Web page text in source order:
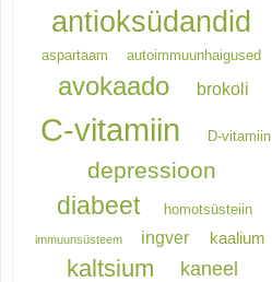
antioksüdandid
aspartaam autoimmuunhaigused
avokaado brokoli
C-vitamiin D-vitamiin
depressioon
diabeet homotsüsteiin
immuunsüsteem ingver kaalium
kaltsium kaneel